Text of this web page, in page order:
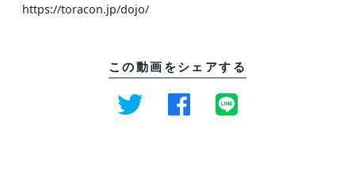
https://toracon.jp/dojo/
この動画をシェアする